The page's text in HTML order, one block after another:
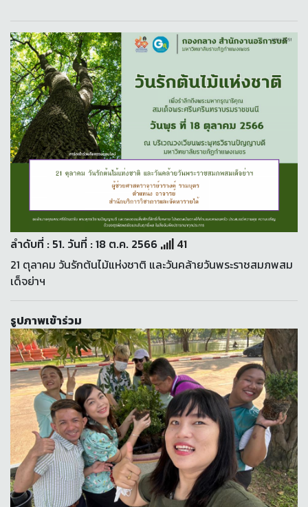
ลำดับที่ : 51. วันที่ : 18 ต.ค. 2566
41
21 ตุลาคม วันรักต้นไม้แห่งชาติ และวันคล้ายวันพระราชสมภพสม
เด็จย่าฯ
รูปภาพเข้าร่วม